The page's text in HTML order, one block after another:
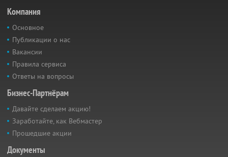
Компания
Основное
Публикации о нас
Вакансии
Правила сервиса
Ответы на вопросы
Бизнес-Партнёрам
Давайте сделаем акцию!
Заработайте, как Вебмастер
Прошедшие акции
Документы